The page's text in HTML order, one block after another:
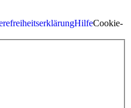
HilfeCookie-